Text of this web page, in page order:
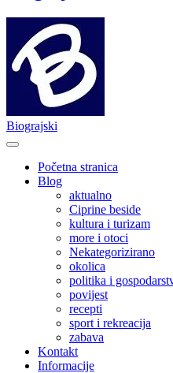
Biograjski
Početna stranica
Blog
aktualno
Ciprine beside
kultura i turizam
more i otoci
Nekategorizirano
okolica
politika i
povijest
recepti
sport i rekreacija
zabava
Kontakt
Informacije